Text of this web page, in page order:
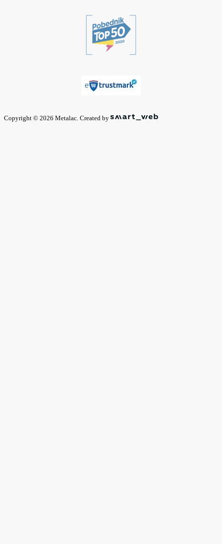
Copyright © 2026 Metalac. Created by